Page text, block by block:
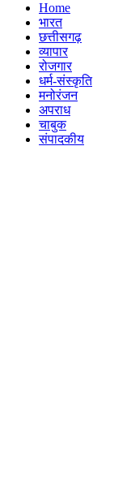
Home
भारत
छत्तीसगढ़
व्यापार
रोजगार
धर्म-संस्कृति
मनोरंजन
अपराध
चाबुक
संपादकीय